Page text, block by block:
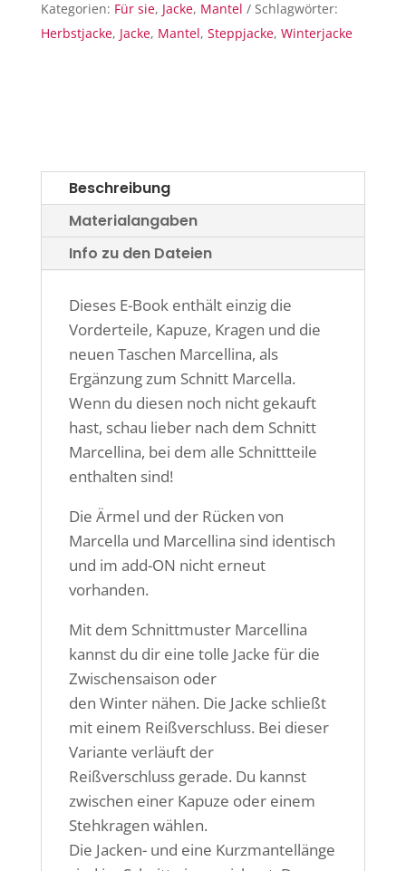
Kategorien: Für sie, Jacke, Mantel
Schlagwörter:
Herbstjacke, Jacke, Mantel, Steppjacke, Winterjacke
Beschreibung
Materialangaben
Info zu den Dateien
Dieses E-Book enthält einzig die
Vorderteile, Kapuze, Kragen und die
neuen Taschen Marcellina, als
Ergänzung zum Schnitt Marcella.
Wenn du diesen noch nicht gekauft
hast, schau lieber nach dem Schnitt
Marcellina, bei dem alle Schnittteile
enthalten sind!
Die Ärmel und der Rücken von
Marcella und Marcellina sind identisch
und im add-ON nicht erneut
vorhanden.
Mit dem Schnittmuster Marcellina
kannst du dir eine tolle Jacke für die
Zwischensaison oder
den Winter nähen. Die Jacke schließt
mit einem Reißverschluss. Bei dieser
Variante verläuft der
Reißverschluss gerade. Du kannst
zwischen einer Kapuze oder einem
Stehkragen wählen.
Die Jacken- und eine Kurzmantellänge